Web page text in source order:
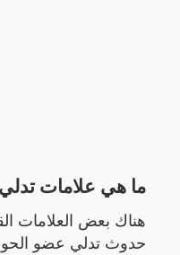
ما هي علامات
هناك بعض العلامات
حدوث تدلي عضو